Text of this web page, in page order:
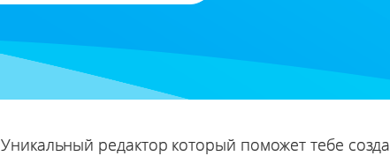
Уникальный редактор который поможет тебе